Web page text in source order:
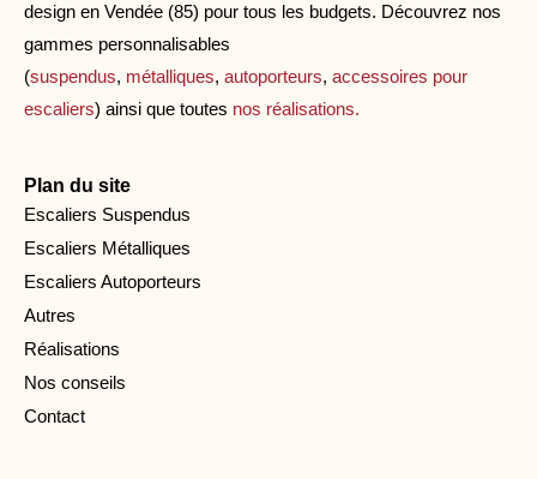
design en Vendée (85) pour tous les budgets. Découvrez nos
gammes personnalisables
(suspendus, métalliques, autoporteurs, accessoires pour
escaliers) ainsi que toutes nos réalisations.
Plan du site
Escaliers Suspendus
Escaliers Métalliques
Escaliers Autoporteurs
Autres
Réalisations
Nos conseils
Contact